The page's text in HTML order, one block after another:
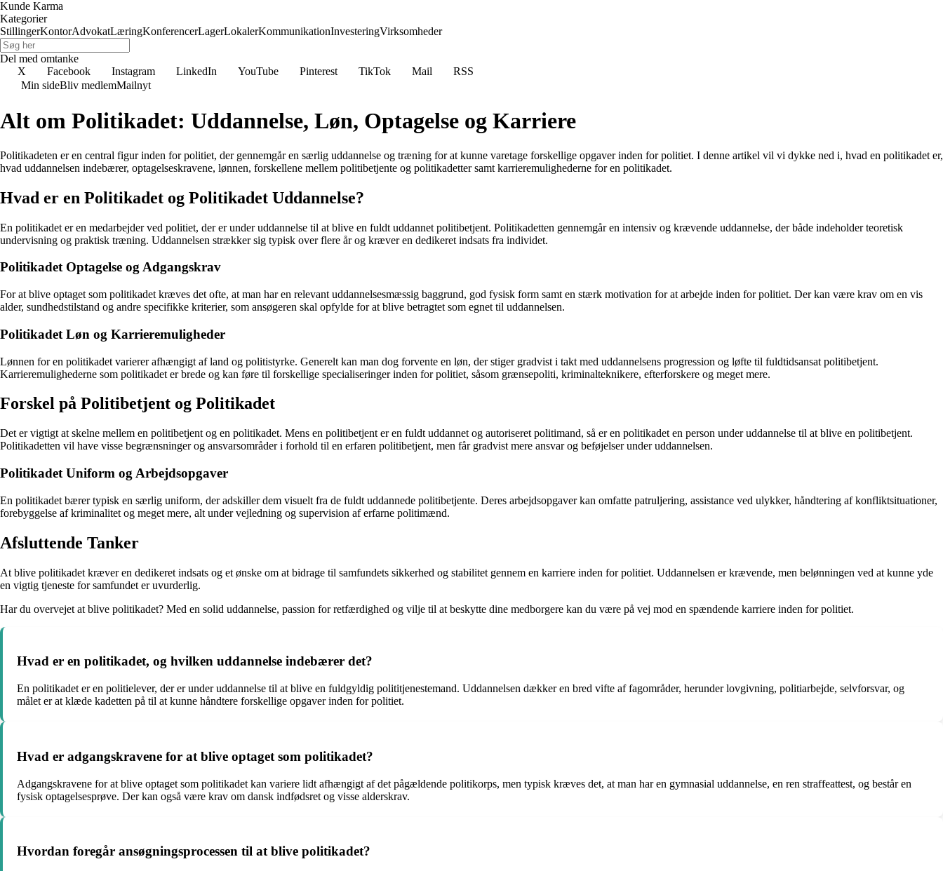
Kunde Karma
Kategorier
StillingerKontorAdvokatLæringKonferencerLagerLokalerKommunikationInvesteringVirksomheder
Del med omtanke
X
Facebook Instagram LinkedIn YouTube Pinterest TikTok Mail
RSS
Min sideBliv medlemMailnyt
Alt om Politikadet: Uddannelse, Løn, Optagelse og Karriere
Politikadeten er en central figur inden for politiet, der gennemgår en særlig uddannelse og træning for at kunne varetage forskellige opgaver inden for politiet. I denne artikel vil vi dykke ned i, hvad en politikadet er,
hvad uddannelsen indebærer, optagelseskravene, lønnen, forskellene mellem politibetjente og politikadetter samt karrieremulighederne for en politikadet.
Hvad er en Politikadet og Politikadet Uddannelse?
En politikadet er en medarbejder ved politiet, der er under uddannelse til at blive en fuldt uddannet politibetjent. Politikadetten gennemgår en intensiv og krævende uddannelse, der både indeholder teoretisk
undervisning og praktisk træning. Uddannelsen strækker sig typisk over flere år og kræver en dedikeret indsats fra individet.
Politikadet Optagelse og Adgangskrav
For at blive optaget som politikadet kræves det ofte, at man har en relevant uddannelsesmæssig baggrund, god fysisk form samt en stærk motivation for at arbejde inden for politiet. Der kan være krav om en vis
alder, sundhedstilstand og andre specifikke kriterier, som ansøgeren skal opfylde for at blive betragtet som egnet til uddannelsen.
Politikadet Løn og Karrieremuligheder
Lønnen for en politikadet varierer afhængigt af land og politistyrke. Generelt kan man dog forvente en løn, der stiger gradvist i takt med uddannelsens progression og løfte til fuldtidsansat politibetjent.
Karrieremulighederne som politikadet er brede og kan føre til forskellige specialiseringer inden for politiet, såsom grænsepoliti, kriminalteknikere, efterforskere og meget mere.
Forskel på Politibetjent og Politikadet
Det er vigtigt at skelne mellem en politibetjent og en politikadet. Mens en politibetjent er en fuldt uddannet og autoriseret politimand, så er en politikadet en person under uddannelse til at blive en politibetjent.
Politikadetten vil have visse begrænsninger og ansvarsområder i forhold til en erfaren politibetjent, men får gradvist mere ansvar og beføjelser under uddannelsen.
Politikadet Uniform og Arbejdsopgaver
En politikadet bærer typisk en særlig uniform, der adskiller dem visuelt fra de fuldt uddannede politibetjente. Deres arbejdsopgaver kan omfatte patruljering, assistance ved ulykker, håndtering af konfliktsituationer,
forebyggelse af kriminalitet og meget mere, alt under vejledning og supervision af erfarne politimænd.
Afsluttende Tanker
At blive politikadet kræver en dedikeret indsats og et ønske om at bidrage til samfundets sikkerhed og stabilitet gennem en karriere inden for politiet. Uddannelsen er krævende, men belønningen ved at kunne yde
en vigtig tjeneste for samfundet er uvurderlig.
Har du overvejet at blive politikadet? Med en solid uddannelse, passion for retfærdighed og vilje til at beskytte dine medborgere kan du være på vej mod en spændende karriere inden for politiet.
Hvad er en politikadet, og hvilken uddannelse indebærer det?
En politikadet er en politielever, der er under uddannelse til at blive en fuldgyldig polititjenestemand. Uddannelsen dækker en bred vifte af fagområder, herunder lovgivning, politiarbejde, selvforsvar, og
målet er at klæde kadetten på til at kunne håndtere forskellige opgaver inden for politiet.
Hvad er adgangskravene for at blive optaget som politikadet?
Adgangskravene for at blive optaget som politikadet kan variere lidt afhængigt af det pågældende politikorps, men typisk kræves det, at man har en gymnasial uddannelse, en ren straffeattest, og består en
fysisk optagelsesprøve. Der kan også være krav om dansk indfødsret og visse alderskrav.
Hvordan foregår ansøgningsprocessen til at blive politikadet?